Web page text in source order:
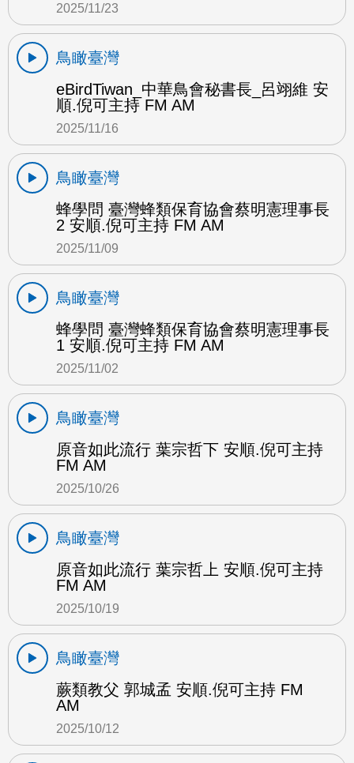
2025/11/23
鳥瞰臺灣
eBirdTiwan_中華鳥會秘書長_呂翊維 安
順.倪可主持 FM AM
2025/11/16
鳥瞰臺灣
蜂學問 臺灣蜂類保育協會蔡明憲理事長
2 安順.倪可主持 FM AM
2025/11/09
鳥瞰臺灣
蜂學問 臺灣蜂類保育協會蔡明憲理事長
1 安順.倪可主持 FM AM
2025/11/02
鳥瞰臺灣
原音如此流行 葉宗哲下 安順.倪可主持
FM AM
2025/10/26
鳥瞰臺灣
原音如此流行 葉宗哲上 安順.倪可主持
FM AM
2025/10/19
鳥瞰臺灣
蕨類教父 郭城孟 安順.倪可主持 FM
AM
2025/10/12